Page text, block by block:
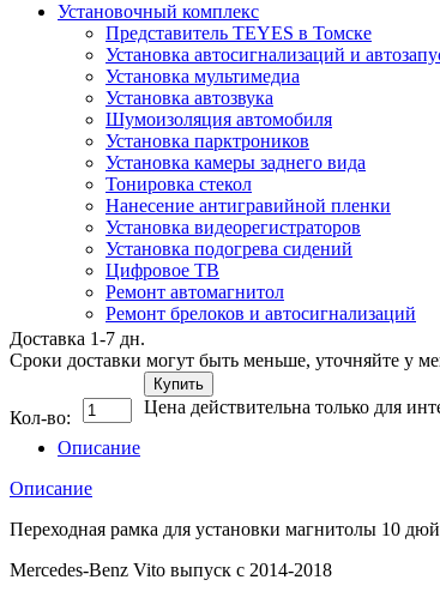
Установочный комплекс
Представитель TEYES в Томске
Установка автосигнализаций и
Установка мультимедиа
Установка автозвука
Шумоизоляция автомобиля
Установка парктроников
Установка камеры заднего вида
Тонировка стекол
Нанесение антигравийной пленки
Установка видеорегистраторов
Установка подогрева сидений
Цифровое ТВ
Ремонт автомагнитол
Ремонт брелоков и автосигнализаций
Доставка 1-7 дн.
Сроки доставки могут быть меньше, уточняйте у
Кол-во:
Купить
Цена действительна только для
Описание
Описание
Переходная рамка для установки магнитолы 10
Mercedes-Benz Vito выпуск с 2014-2018